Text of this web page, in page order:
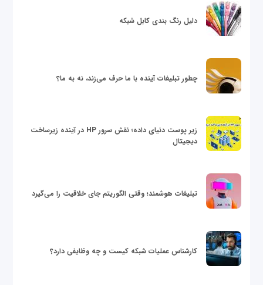
دلیل رنگ بندی کابل شبکه
چطور تبلیغات آینده با ما حرف می‌زند، نه به ما؟
زیر پوست دنیای داده؛ نقش سرور HP در آینده زیرساخت
دیجیتال
تبلیغات هوشمند؛ وقتی الگوریتم جای خلاقیت را می‌گیرد
کارشناس عملیات شبکه کیست و چه وظایفی دارد؟